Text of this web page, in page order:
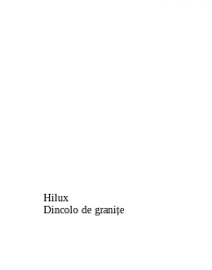
Hilux
Dincolo de granițe